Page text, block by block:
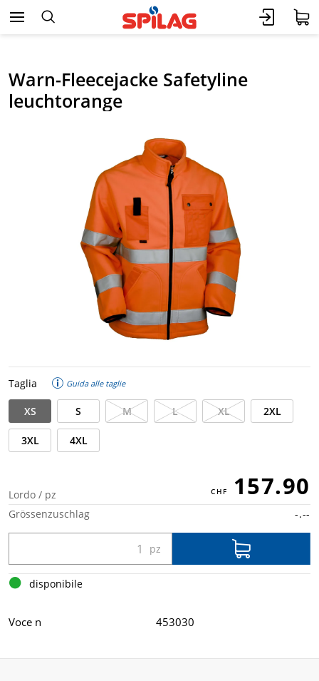
Warn-Fleecejacke Safetyline
leuchtorange
Taglia Guida alle taglie
XS S M L XL 2XL
3XL 4XL
Lordo / pz 157.90
Grössenzuschlag -.--
disponibile
Voce n 453030